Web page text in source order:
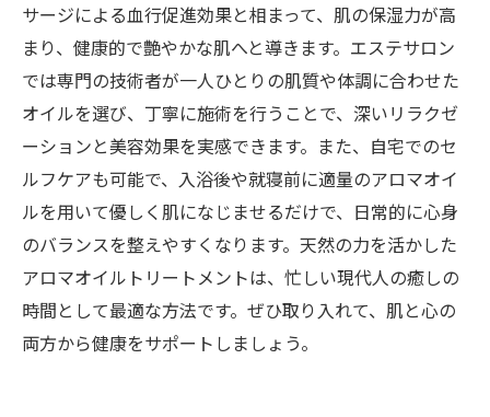
サージによる血行促進効果と相まって、肌の保湿力が高
まり、健康的で艶やかな肌へと導きます。エステサロン
では専門の技術者が一人ひとりの肌質や体調に合わせた
オイルを選び、丁寧に施術を行うことで、深いリラクゼ
ーションと美容効果を実感できます。また、自宅でのセ
ルフケアも可能で、入浴後や就寝前に適量のアロマオイ
ルを用いて優しく肌になじませるだけで、日常的に心身
のバランスを整えやすくなります。天然の力を活かした
アロマオイルトリートメントは、忙しい現代人の癒しの
時間として最適な方法です。ぜひ取り入れて、肌と心の
両方から健康をサポートしましょう。